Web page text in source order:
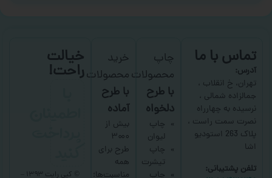
تماس با ما
آدرس:
تهران، خ انقلاب ،
جمالزاده شمالی ،
نرسیده به چهارراه
نصرت سمت راست ،
پلاک 263 استودیو
اشا
تلفن پشتیبانی:
چاپ
محصولات
با طرح
دلخواه
چاپ
لیوان
چاپ
تیشرت
چاپ
خرید
محصولات
با طرح
آماده
بیش از
۳۰۰۰
طرح برای
همه
مناسبت‌ها؛
خیالت
راحت!